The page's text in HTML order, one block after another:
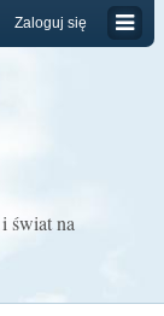
Zaloguj się
świat na